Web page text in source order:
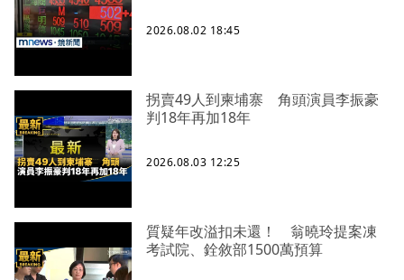
2026.08.02 18:45
拐賣49人到柬埔寨 角頭演員李振豪
判18年再加18年
2026.08.03 12:25
質疑年改溢扣未還！ 翁曉玲提案凍
考試院、銓敘部1500萬預算